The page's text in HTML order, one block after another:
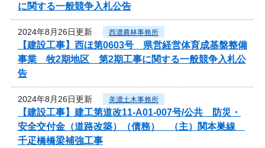
に関する一般競争入札公告
2024年8月26日更新 西濃農林事務所
【建設工事】西ほ第0603号 県営経営体育成基盤整備
事業 牧2期地区 第2期工事に関する一般競争入札公
告
2024年8月26日更新 美濃土木事務所
【建設工事】建工第道改11-A01-007号/公共 防災・
安全交付金（道路改築）（債務） （主）関本巣線
千疋橋橋梁補強工事